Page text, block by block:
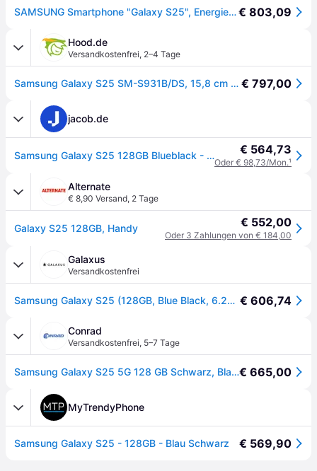
SAMSUNG Smartphone "Galaxy S25", Energieeffizienz: B, blau (blauschwarz), 128 GB, Mobiltelefone, Smartphone€ 803,09
Hood.de
Versandkostenfrei, 2–4 Tage
Samsung Galaxy S25 SM-S931B/DS, 15,8 cm (6.2 Zoll), 12 GB, 128 GB, 50 MP, Android 15, € 797,00
jacob.de
Samsung Galaxy S25 128GB Blueblack - EU Ware - 15,64cm (6,2) OLED Display, Android 15, 50MP Triple-Kamera [Energieklasse B] (SM-S931BZKDEUE) € 564,73
Oder € 98,73/Mon.¹
Alternate
€ 8,90 Versand, 2 Tage
Galaxy S25 128GB, Handy € 552,00
Oder 3 Zahlungen von € 184,00
Galaxus
Versandkostenfrei
Samsung Galaxy S25 (128GB, Blue Black, 6.20", Dual SIM, 5G), Smartphone, Schwarz € 606,74
Conrad
Versandkostenfrei, 5–7 Tage
Samsung Galaxy S25 5G 128 GB Schwarz, Blau EEK B (A - G) 15.7 cm (6.2 Zoll) - [Schwarz, Blau]€ 665,00
MyTrendyPhone
Samsung Galaxy S25 - 128GB - Blau Schwarz € 569,90